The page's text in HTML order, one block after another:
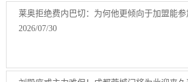
莱奥拒绝费内巴切：为何他更倾向于加盟能参
2026/07/30